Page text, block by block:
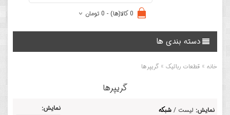
0 کالا(ها) - 0 تومان
دسته بندی ها
خانه » قطعات رباتیک » گریپرها
گریپرها
نمایش: لیست / شبکه
نمایش: